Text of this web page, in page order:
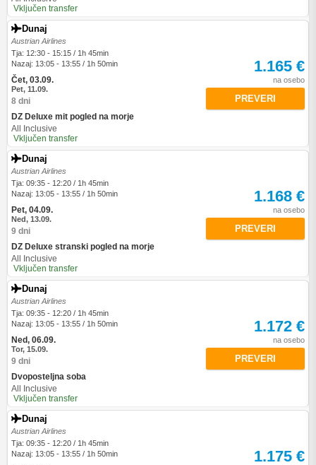
Vključen transfer
Dunaj
Austrian Airlines
Tja: 12:30 - 15:15 / 1h 45min
Nazaj: 13:05 - 13:55 / 1h 50min
Čet, 03.09.
Pet, 11.09.
8 dni
DZ Deluxe mit pogled na morje
All Inclusive
Vključen transfer
1.165 €
na osebo
PREVERI
Dunaj
Austrian Airlines
Tja: 09:35 - 12:20 / 1h 45min
Nazaj: 13:05 - 13:55 / 1h 50min
Pet, 04.09.
Ned, 13.09.
9 dni
DZ Deluxe stranski pogled na morje
All Inclusive
Vključen transfer
1.168 €
na osebo
PREVERI
Dunaj
Austrian Airlines
Tja: 09:35 - 12:20 / 1h 45min
Nazaj: 13:05 - 13:55 / 1h 50min
Ned, 06.09.
Tor, 15.09.
9 dni
Dvoposteljna soba
All Inclusive
Vključen transfer
1.172 €
na osebo
PREVERI
Dunaj
Austrian Airlines
Tja: 09:35 - 12:20 / 1h 45min
Nazaj: 13:05 - 13:55 / 1h 50min
1.175 €